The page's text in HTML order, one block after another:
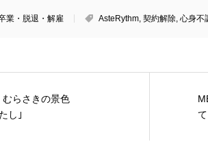
業・脱退・解雇 AsteRythm, 契約解除, 心身不
むらさきの景色
し｣